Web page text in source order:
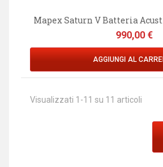
Mapex Saturn V Batteria
Prezzo
990,00 €
AGGIUNGI AL
Visualizzati 1-11 su 11 articoli